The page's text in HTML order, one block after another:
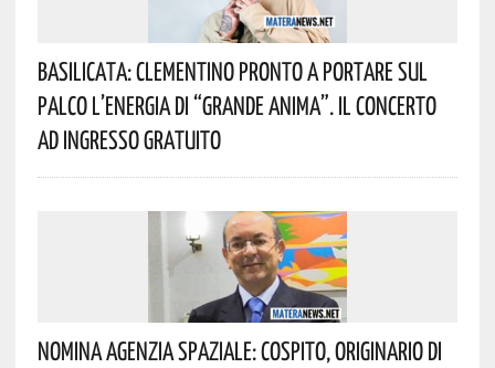
Basilicata: Clementino Pronto A Portare Sul
Palco L’energia Di “Grande Anima”. Il Concerto
Ad Ingresso Gratuito
Nomina Agenzia Spaziale: Cospito, Originario Di